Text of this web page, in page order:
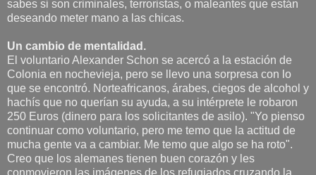
sabes si son criminales, terroristas, o maleantes que están
deseando meter mano a las chicas.
Un cambio de mentalidad.
El voluntario Alexander Schon se acercó a la estación de
Colonia en nochevieja, pero se llevo una sorpresa con lo
que se encontró. Norteafricanos, árabes, ciegos de alcohol y
hachís que no querían su ayuda, a su intérprete le robaron
250 Euros (dinero para los solicitantes de asilo). "Yo pienso
continuar como voluntario, pero me temo que la actitud de
mucha gente va a cambiar. Me temo que algo se ha roto".
Creo que los alemanes tienen buen corazón y les
conmovieron las imágenes de los refugiados cruzando la